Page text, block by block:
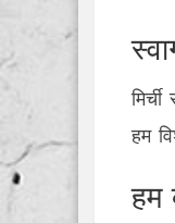
हम
हम